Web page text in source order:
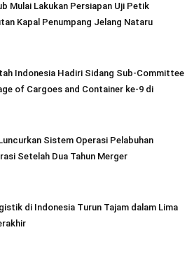
Mulai Lakukan Persiapan Uji Petik
Kapal Penumpang Jelang Nataru
Indonesia Hadiri Sidang Sub-Committee
of Cargoes and Container ke-9 di
Sistem Operasi Pelabuhan
Setelah Dua Tahun Merger
di Indonesia Turun Tajam dalam Lima